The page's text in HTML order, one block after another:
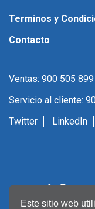
Este sitio web
Terminos y
Contacto
Ventas: 900 505 899
Servicio al cliente:
Twitter
LinkedIn